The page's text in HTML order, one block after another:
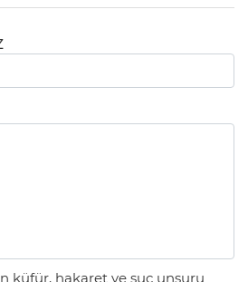
küfür, hakaret ve suç unsuru